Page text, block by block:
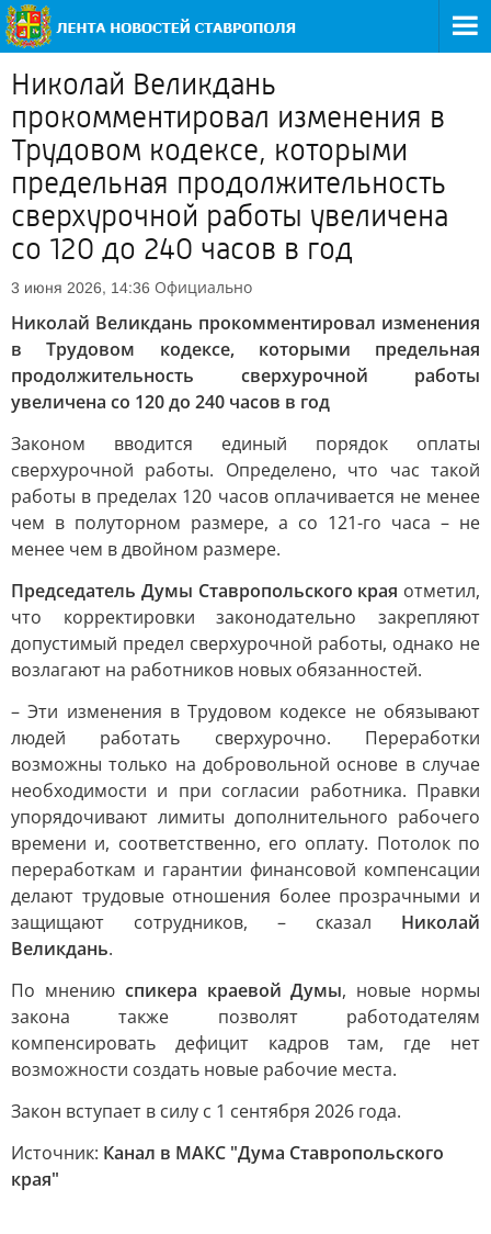
Николай Великдань
прокомментировал изменения в
Трудовом кодексе, которыми
предельная продолжительность
сверхурочной работы увеличена
со 120 до 240 часов в год
3 июня 2026, 14:36 Официально
Николай Великдань прокомментировал изменения
в Трудовом кодексе, которыми предельная
продолжительность сверхурочной работы
увеличена со 120 до 240 часов в год
Законом вводится единый порядок оплаты
сверхурочной работы. Определено, что час такой
работы в пределах 120 часов оплачивается не менее
чем в полуторном размере, а со 121-го часа – не
менее чем в двойном размере.
Председатель Думы Ставропольского края отметил,
что корректировки законодательно закрепляют
допустимый предел сверхурочной работы, однако не
возлагают на работников новых обязанностей.
– Эти изменения в Трудовом кодексе не обязывают
людей работать сверхурочно. Переработки
возможны только на добровольной основе в случае
необходимости и при согласии работника. Правки
упорядочивают лимиты дополнительного рабочего
времени и, соответственно, его оплату. Потолок по
переработкам и гарантии финансовой компенсации
делают трудовые отношения более прозрачными и
защищают сотрудников, – сказал Николай
Великдань.
По мнению спикера краевой Думы, новые нормы
закона также позволят работодателям
компенсировать дефицит кадров там, где нет
возможности создать новые рабочие места.
Закон вступает в силу с 1 сентября 2026 года.
Источник: Канал в МАКС "Дума Ставропольского
края"